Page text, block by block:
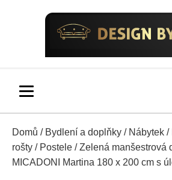
Domů / Bydlení a doplňky / Nábytek /
rošty / Postele / Zelená manšestrová
MICADONI Martina 180 x 200 cm s